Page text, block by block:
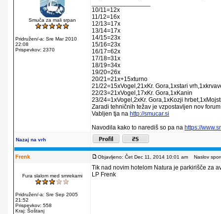
Smuča za mali srpan
Pridružen/-a: Sre Mar 2010
22:08
Prispevkov: 2370
10/11=12x
11/12=16x
12/13=17x
13/14=17x
14/15=23x
15/16=23x
16/17=62x
17/18=31x
18/19=34x
19/20=26x
20/21=21x+15xturno
21/22=15xVogel,21xKr. Gora,1xstari
22/23=21xVogel,17xKr. Gora,1xKanin
23/24=1xVogel,2xKr. Gora,1xKozji
Zaradi tehničnih težav je vzpostavljen nov
Vabljen tja na http://smucar.si
Navodila kako to narediš so pa na https://
Nazaj na vrh
Frenk Objavljeno: Čet Dec 11, 2014 10:01 am Naslov
Fura slalom med smrekami
Pridružen/-a: Sre Sep 2005
21:52
Prispevkov: 558
Kraj: Šoštanj
Tik nad novim hotelom Natura je parkirišče za
LP Frenk